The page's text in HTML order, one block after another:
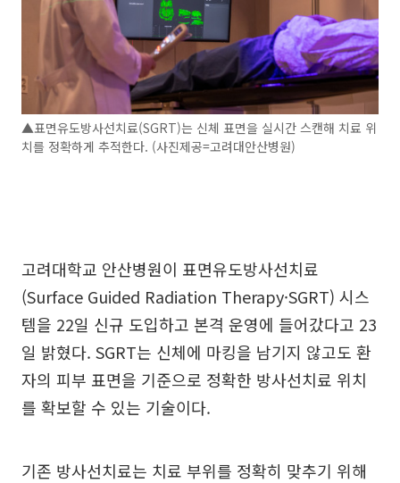
▲표면유도방사선치료(SGRT)는 신체 표면을 실시간 스캔해 치료 위
치를 정확하게 추적한다. (사진제공=고려대안산병원)
고려대학교 안산병원이 표면유도방사선치료
(Surface Guided Radiation Therapy·SGRT) 시스
템을 22일 신규 도입하고 본격 운영에 들어갔다고 23
일 밝혔다. SGRT는 신체에 마킹을 남기지 않고도 환
자의 피부 표면을 기준으로 정확한 방사선치료 위치
를 확보할 수 있는 기술이다.
기존 방사선치료는 치료 부위를 정확히 맞추기 위해